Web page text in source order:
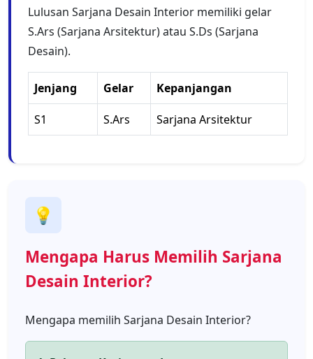
Lulusan Sarjana Desain Interior memiliki gelar
S.Ars (Sarjana Arsitektur) atau S.Ds (Sarjana
Desain).
Jenjang Gelar Kepanjangan
S1 S.Ars Sarjana Arsitektur
💡
Mengapa Harus Memilih Sarjana
Desain Interior?
Mengapa memilih Sarjana Desain Interior?